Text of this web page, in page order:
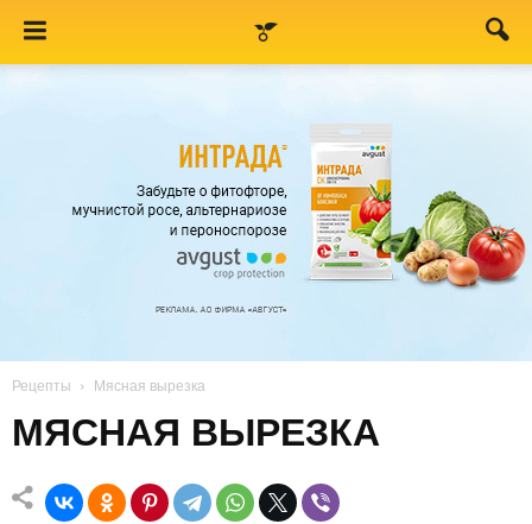
Рецепты Мясная вырезка
МЯСНАЯ ВЫРЕЗКА